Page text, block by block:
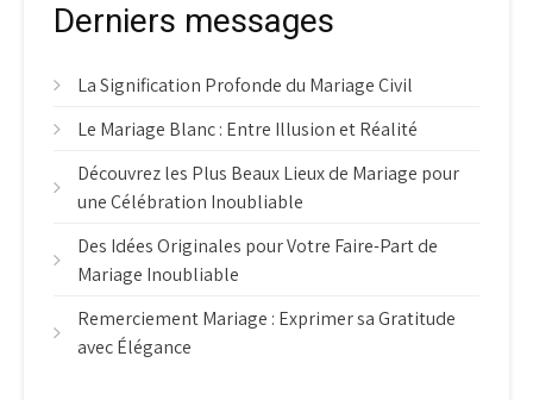
Derniers messages
La Signification Profonde du Mariage Civil
Le Mariage Blanc : Entre Illusion et Réalité
Découvrez les Plus Beaux Lieux de Mariage pour
une Célébration Inoubliable
Des Idées Originales pour Votre Faire-Part de
Mariage Inoubliable
Remerciement Mariage : Exprimer sa Gratitude
avec Élégance